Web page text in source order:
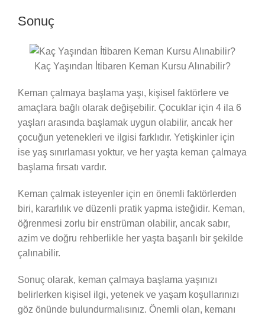
Sonuç
Kaç Yaşından İtibaren Keman Kursu Alınabilir?
Keman çalmaya başlama yaşı, kişisel faktörlere ve
amaçlara bağlı olarak değişebilir. Çocuklar için 4 ila 6
yaşları arasında başlamak uygun olabilir, ancak her
çocuğun yetenekleri ve ilgisi farklıdır. Yetişkinler için
ise yaş sınırlaması yoktur, ve her yaşta keman çalmaya
başlama fırsatı vardır.
Keman çalmak isteyenler için en önemli faktörlerden
biri, kararlılık ve düzenli pratik yapma isteğidir. Keman,
öğrenmesi zorlu bir enstrüman olabilir, ancak sabır,
azim ve doğru rehberlikle her yaşta başarılı bir şekilde
çalınabilir.
Sonuç olarak, keman çalmaya başlama yaşınızı
belirlerken kişisel ilgi, yetenek ve yaşam koşullarınızı
göz önünde bulundurmalısınız. Önemli olan, kemanı